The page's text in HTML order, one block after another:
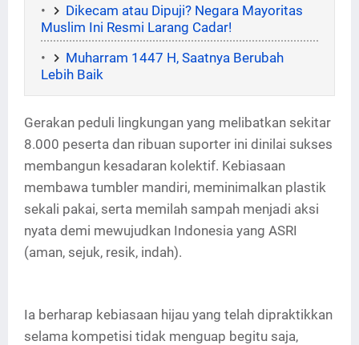
Dikecam atau Dipuji? Negara Mayoritas
Muslim Ini Resmi Larang Cadar!
Muharram 1447 H, Saatnya Berubah
Lebih Baik
Gerakan peduli lingkungan yang melibatkan sekitar
8.000 peserta dan ribuan suporter ini dinilai sukses
membangun kesadaran kolektif. Kebiasaan
membawa tumbler mandiri, meminimalkan plastik
sekali pakai, serta memilah sampah menjadi aksi
nyata demi mewujudkan Indonesia yang ASRI
(aman, sejuk, resik, indah).
Ia berharap kebiasaan hijau yang telah dipraktikkan
selama kompetisi tidak menguap begitu saja,